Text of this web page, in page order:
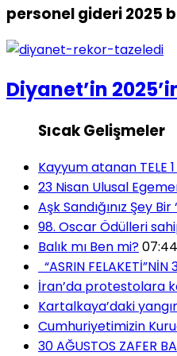
personel gideri 2025
Diyanet’in
Sıcak Gelişmeler
Kayyum atanan TELE
23 Nisan Ulusal
Aşk Sandığınız Şey
98. Oscar Ödülleri
Balık mı Ben mi?07:44
“ASRIN
İran’da protestolara
Kartalkaya’daki
Cumhuriyetimizin
30 AĞUSTOS ZAFER